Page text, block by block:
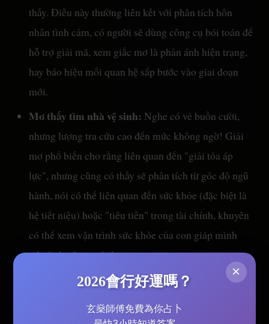
thấy. Điều này thường liên kết với phân tích hôn
nhân tình cảm, có người sẽ dùng công cụ bói toán để
hỗ trợ giải mã, xem giấc mơ là phản ánh hiện trạng,
hay báo hiệu mối quan hệ sắp bước vào giai đoạn
mới.
Mơ thấy tìm nhà vệ sinh: Nghe có vẻ buồn cười,
nhưng lượng tra cứu cao đến mức không ngờ! Giải
mơ phổ biến cho rằng liên quan đến "giải tỏa áp
lực", nhưng cũng có thầy sẽ phân tích từ góc độ ngũ
hành, nói có thể liên quan đến sức khỏe (đặc biệt là
hệ tiết niệu) hoặc "tiêu tiền" trong tài chính, khuyên
có thể xem vận trình sức khỏe của con giáp mình
trên lịch nông nghiệp.
Mơ thấy răng rụng:Đây là giấc mơ kinh điển bất
liên quan đến sức khỏe người thân, giải mã giấc mơ
×
2026會行好運嗎？
玄燊師傅免費為你占卜